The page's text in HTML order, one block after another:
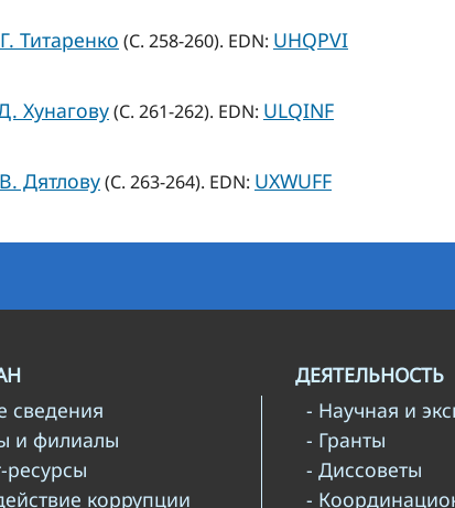
Титаренко (С. 258-260). EDN: UHQPVI
Хунагову(С. 261-262). EDN: ULQINF
Дятлову(С. 263-264). EDN: UXWUFF
сведения
и филиалы
ресурсы
коррупции
ДЕЯТЕЛЬНОСТЬ
- Научная и
- Гранты
- Диссоветы
-